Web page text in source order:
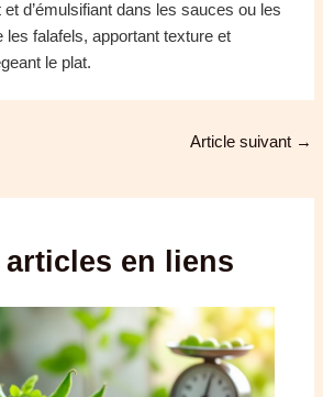
et d’émulsifiant dans les sauces ou les
les falafels, apportant texture et
le plat.
Article suivant →
articles en liens